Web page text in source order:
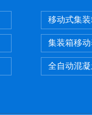
移动式集装
集装箱移动
全自动混凝